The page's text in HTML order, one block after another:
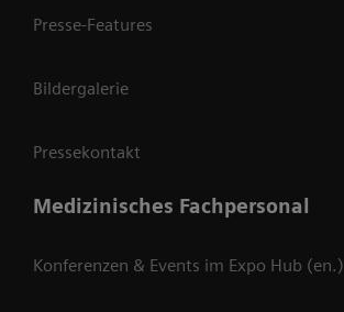
Presse-Features
Bildergalerie
Pressekontakt
Medizinisches Fachpersonal
Konferenzen & Events im Expo Hub (en.)